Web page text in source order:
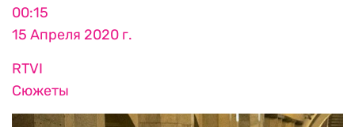
00:15
15 Апреля 2020 г.
RTVI
Сюжеты